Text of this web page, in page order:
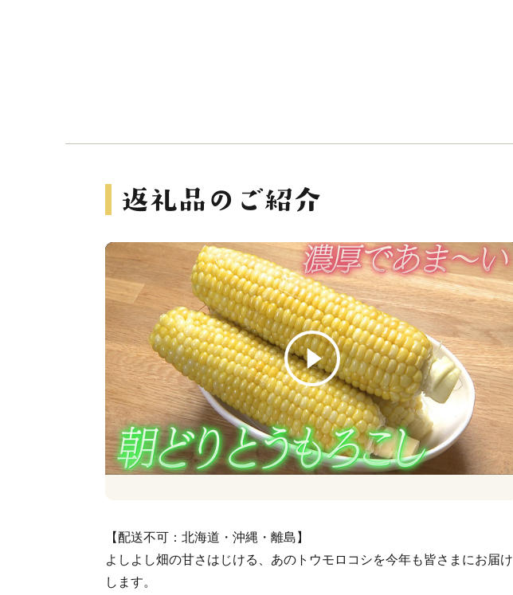
【配送不可：北海道・沖縄・離島】
よしよし畑の甘さはじける、あのトウモロコシを今年も皆さまにお届け
します。